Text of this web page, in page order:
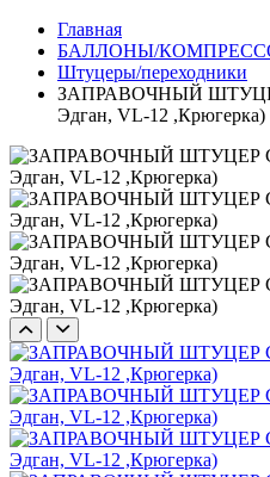
Главная
БАЛЛОНЫ/
Штуцеры/переходники
ЗАПРАВОЧНЫЙ
Эдган, VL-12 ,Крюгерка)